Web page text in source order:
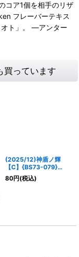
コア1個を相手のリザ
フレーバーテキス
オト」。 ―アンター
買っています
(2025/12)神盾ノ輝
【C】{BS73-079}
《白》
80円(税込)